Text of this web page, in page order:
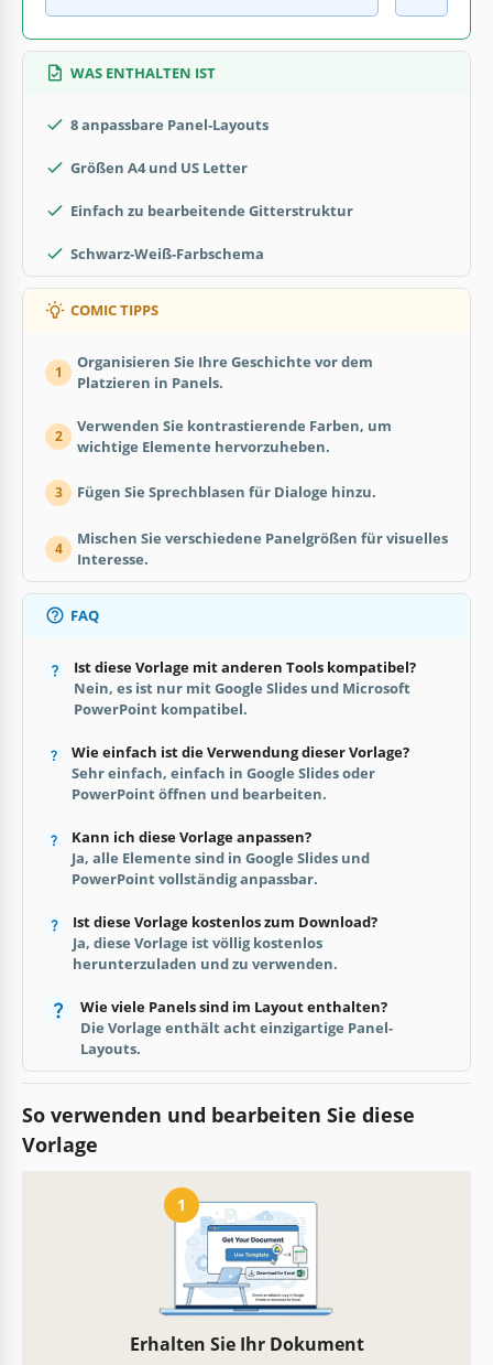
WAS ENTHALTEN IST
8 anpassbare Panel-Layouts
Größen A4 und US Letter
Einfach zu bearbeitende Gitterstruktur
Schwarz-Weiß-Farbschema
COMIC TIPPS
1
Organisieren Sie Ihre Geschichte vor dem
Platzieren in Panels.
2
Verwenden Sie kontrastierende Farben, um
wichtige Elemente hervorzuheben.
3 Fügen Sie Sprechblasen für Dialoge hinzu.
4
Mischen Sie verschiedene Panelgrößen für visuelles
Interesse.
FAQ
Ist diese Vorlage mit anderen Tools kompatibel?
Nein, es ist nur mit Google Slides und Microsoft
PowerPoint kompatibel.
Wie einfach ist die Verwendung dieser Vorlage?
Sehr einfach, einfach in Google Slides oder
PowerPoint öffnen und bearbeiten.
Kann ich diese Vorlage anpassen?
Ja, alle Elemente sind in Google Slides und
PowerPoint vollständig anpassbar.
Ist diese Vorlage kostenlos zum Download?
Ja, diese Vorlage ist völlig kostenlos
herunterzuladen und zu verwenden.
Wie viele Panels sind im Layout enthalten?
Die Vorlage enthält acht einzigartige Panel-
Layouts.
So verwenden und bearbeiten Sie diese
Vorlage
1
Erhalten Sie Ihr Dokument